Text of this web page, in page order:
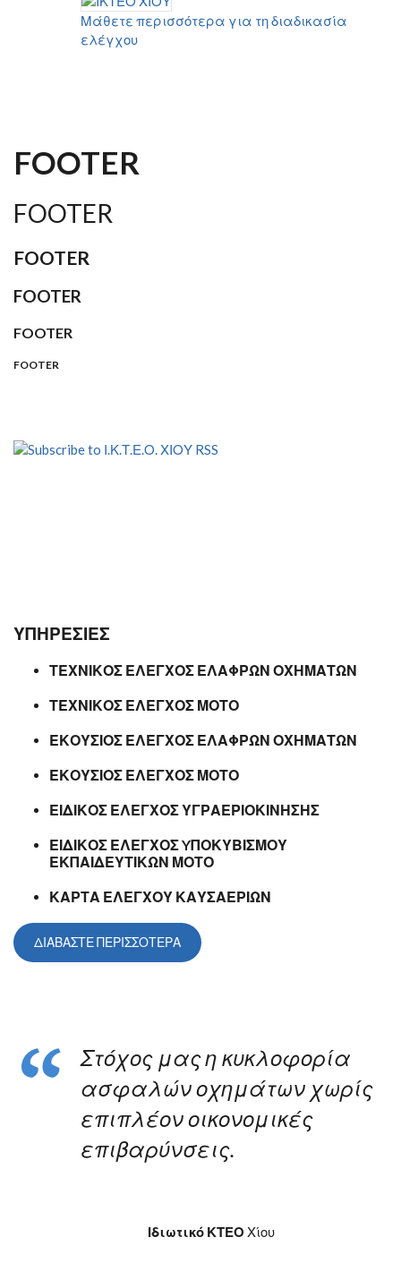
Μάθετε περισσότερα για τη διαδικασία
ελέγχου
FOOTER
FOOTER
FOOTER
FOOTER
FOOTER
FOOTER
ΥΠΗΡΕΣΙΕΣ
ΤΕΧΝΙΚΟΣ ΕΛΕΓΧΟΣ ΕΛΑΦΡΩΝ ΟΧΗΜΑΤΩΝ
ΤΕΧΝΙΚΟΣ ΕΛΕΓΧΟΣ ΜΟΤΟ
ΕΚΟΥΣΙΟΣ ΕΛΕΓΧΟΣ ΕΛΑΦΡΩΝ ΟΧΗΜΑΤΩΝ
ΕΚΟΥΣΙΟΣ ΕΛΕΓΧΟΣ ΜΟΤΟ
ΕΙΔΙΚΟΣ ΕΛΕΓΧΟΣ ΥΓΡΑΕΡΙΟΚΙΝΗΣΗΣ
ΕΙΔΙΚΟΣ ΕΛΕΓΧΟΣ YΠΟΚΥΒΙΣΜΟΥ
ΕΚΠΑΙΔΕΥΤΙΚΩΝ ΜΟΤΟ
ΚΑΡΤΑ ΕΛΕΓΧΟΥ ΚΑΥΣΑΕΡΙΩΝ
ΔΙΑΒΑΣΤΕ ΠΕΡΙΣΣΟΤΕΡΑ
Στόχος μας η κυκλοφορία
ασφαλών οχημάτων χωρίς
επιπλέον οικονομικές
επιβαρύνσεις.
Ιδιωτικό ΚΤΕΟ Χίου